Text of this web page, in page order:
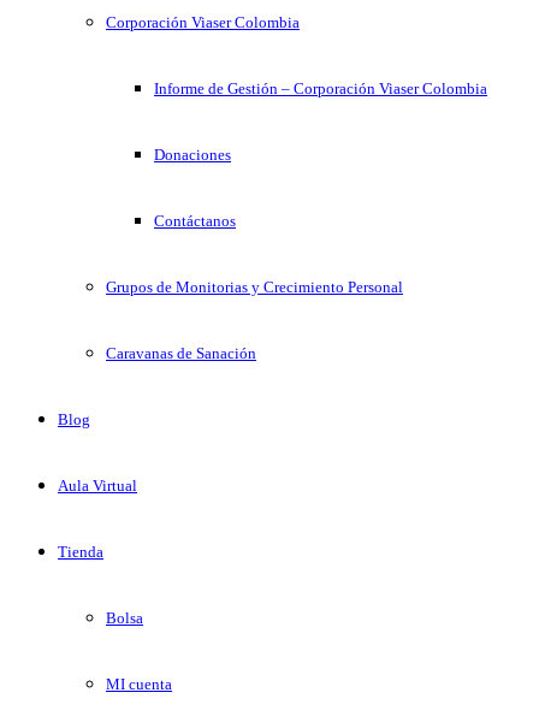
Corporación Viaser Colombia
Informe de Gestión – Corporación Viaser Colombia
Donaciones
Contáctanos
Grupos de Monitorias y Crecimiento Personal
Caravanas de Sanación
Blog
Aula Virtual
Tienda
Bolsa
MI cuenta